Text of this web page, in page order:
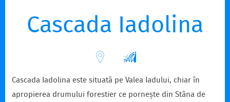
Cascada Iadolina
Cascada Iadolina este situată pe Valea Iadului, chiar în
apropierea drumului forestier ce pornește din Stâna de